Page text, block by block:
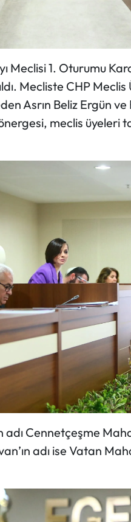
Meclisi 1. Oturumu
Mecliste CHP
Asrın Beliz Ergün ve
meclis üyeleri
adı Cennetçeşme
adı ise Vatan